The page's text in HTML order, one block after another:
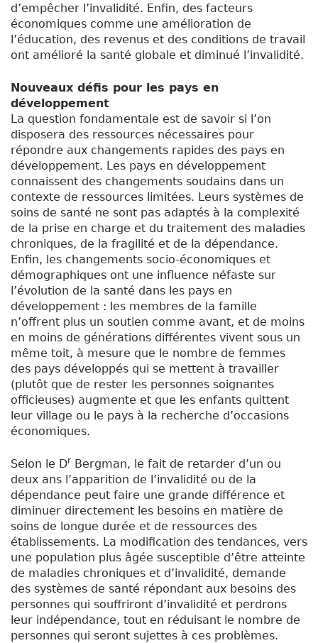
d’empêcher l’invalidité. Enfin, des facteurs
économiques comme une amélioration de
l’éducation, des revenus et des conditions de travail
ont amélioré la santé globale et diminué l’invalidité.
Nouveaux défis pour les pays en
développement
La question fondamentale est de savoir si l’on
disposera des ressources nécessaires pour
répondre aux changements rapides des pays en
développement. Les pays en développement
connaissent des changements soudains dans un
contexte de ressources limitées. Leurs systèmes de
soins de santé ne sont pas adaptés à la complexité
de la prise en charge et du traitement des maladies
chroniques, de la fragilité et de la dépendance.
Enfin, les changements socio-économiques et
démographiques ont une influence néfaste sur
l’évolution de la santé dans les pays en
développement : les membres de la famille
n’offrent plus un soutien comme avant, et de moins
en moins de générations différentes vivent sous un
même toit, à mesure que le nombre de femmes
des pays développés qui se mettent à travailler
(plutôt que de rester les personnes soignantes
officieuses) augmente et que les enfants quittent
leur village ou le pays à la recherche d’occasions
économiques.
Selon le Dr Bergman, le fait de retarder d’un ou
deux ans l’apparition de l’invalidité ou de la
dépendance peut faire une grande différence et
diminuer directement les besoins en matière de
soins de longue durée et de ressources des
établissements. La modification des tendances, vers
une population plus âgée susceptible d’être atteinte
de maladies chroniques et d’invalidité, demande
des systèmes de santé répondant aux besoins des
personnes qui souffriront d’invalidité et perdrons
leur indépendance, tout en réduisant le nombre de
personnes qui seront sujettes à ces problèmes.